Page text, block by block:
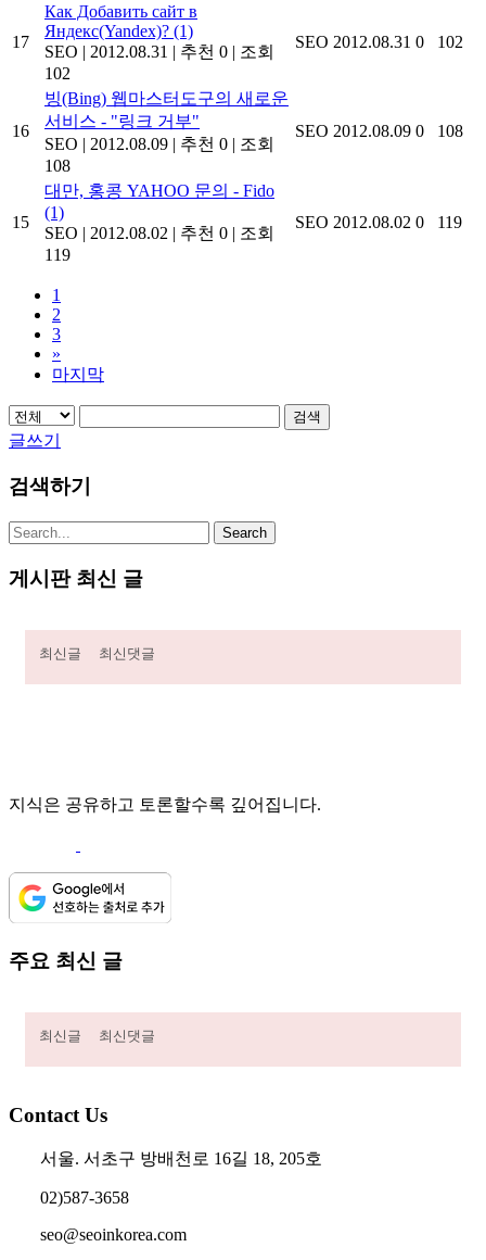
17
Как Добавить сайт в
Яндекс(Yandex)? (1)
SEO | 2012.08.31 | 추천 0 | 조회
102
SEO 2012.08.31 0 102
16
빙(Bing) 웹마스터도구의 새로운
서비스 - "링크 거부"
SEO | 2012.08.09 | 추천 0 | 조회
108
SEO 2012.08.09 0 108
15
대만, 홍콩 YAHOO 문의 - Fido
(1)
SEO | 2012.08.02 | 추천 0 | 조회
119
SEO 2012.08.02 0 119
1
2
3
»
마지막
검색
글쓰기
검색하기
게시판 최신 글
최신글 최신댓글
지식은 공유하고 토론할수록 깊어집니다.
주요 최신 글
최신글 최신댓글
Contact Us
서울. 서초구 방배천로 16길 18, 205호
02)587-3658
seo@seoinkorea.com